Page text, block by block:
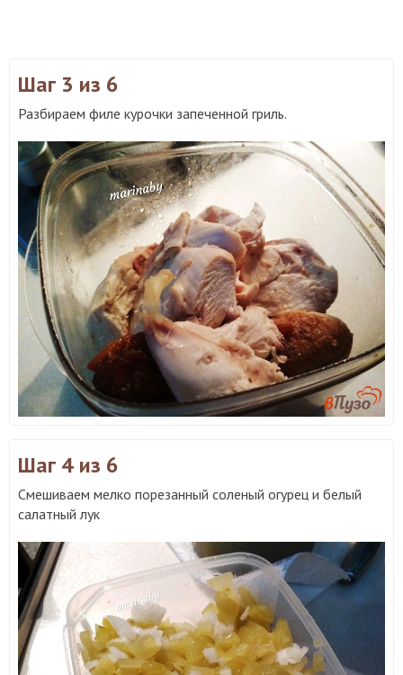
Шаг 3 из 6
Разбираем филе курочки запеченной гриль.
Шаг 4 из 6
Смешиваем мелко порезанный соленый огурец и белый
салатный лук